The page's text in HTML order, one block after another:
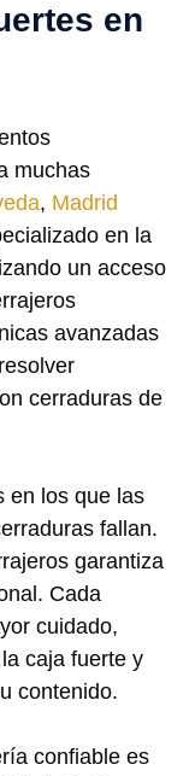
en
muchas
, Madrid
en la
un acceso
avanzadas
cerraduras de
en los que las
fallan.
garantiza
Cada
cuidado,
caja fuerte y
contenido.
confiable es